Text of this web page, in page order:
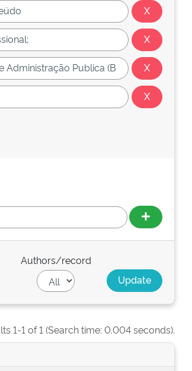
Authors/record
1-1 of 1 (Search time: 0.004 seconds).